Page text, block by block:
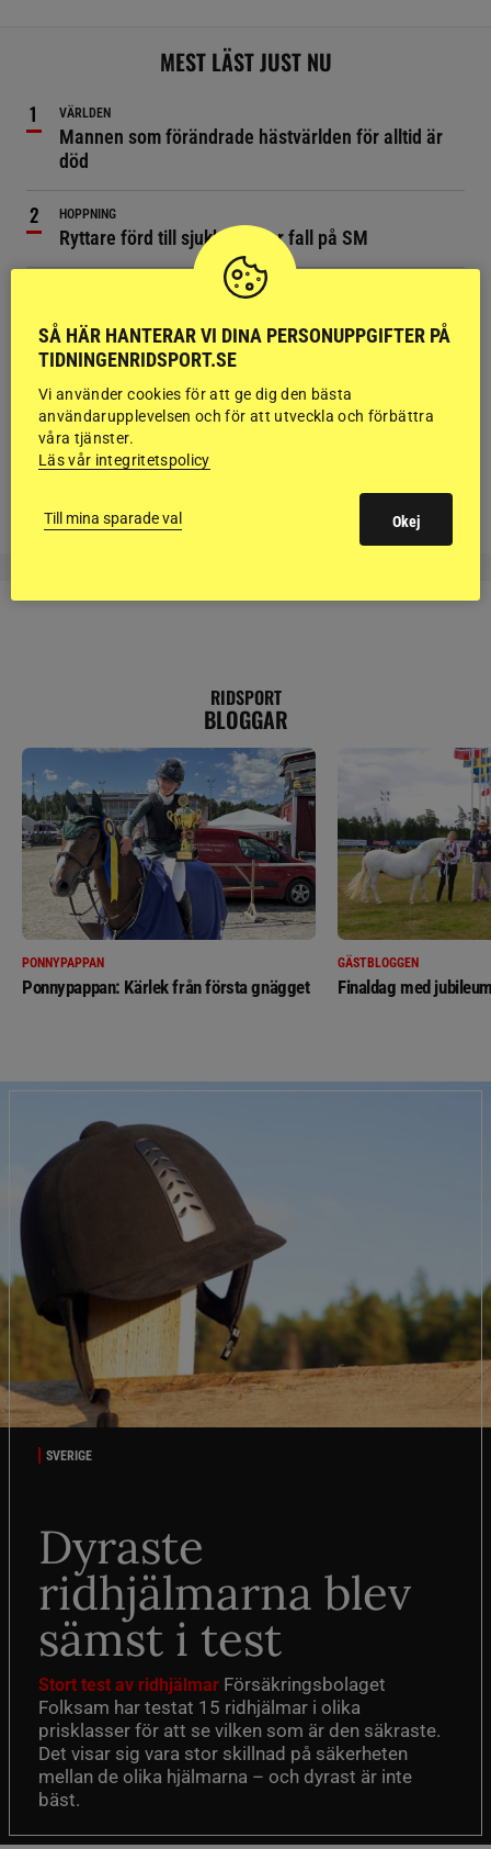
MEST LÄST JUST NU
VÄRLDEN
Mannen som förändrade hästvärlden för alltid är
död
HOPPNING
Ryttare förd till sjukhus efter fall på SM
DRESSYR
Ellen Hedbys skadad i ridolycka på tävling
HOPPNING
Henrik von Eckermann red i från alla i Frankrike
RIDSPORT
BLOGGAR
PONNYPAPPAN
Ponnypappan: Kärlek från första gnägget
GÄSTBLOGGEN
Finaldag med
SVERIGE
Dyraste
ridhjälmarna blev
sämst i test
Stort test av ridhjälmar Försäkringsbolaget
Folksam har testat 15 ridhjälmar i olika
prisklasser för att se vilken som är den säkraste.
Det visar sig vara stor skillnad på säkerheten
mellan de olika hjälmarna – och dyrast är inte
bäst.
SÅ HÄR HANTERAR VI DINA PERSONUPPGIFTER PÅ
TIDNINGENRIDSPORT.SE
Vi använder cookies för att ge dig den bästa
användarupplevelsen och för att utveckla och förbättra
våra tjänster.
Läs vår integritetspolicy
Till mina sparade val Okej